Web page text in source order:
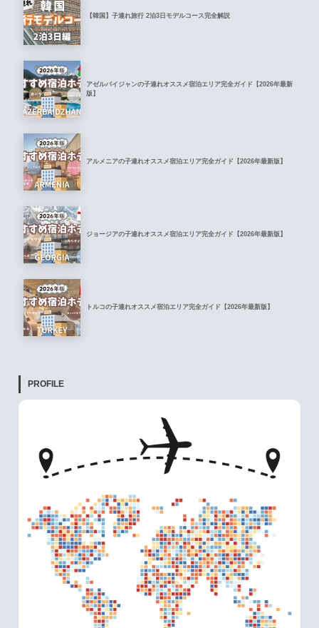
【韓国】子連れ旅行 2泊3日モデルコース完全解説
アゼルバイジャンの子連れオススメ宿泊エリア完全ガイド【2026年最新
版】
アルメニアの子連れオススメ宿泊エリア完全ガイド【2026年最新版】
ジョージアの子連れオススメ宿泊エリア完全ガイド【2026年最新版】
トルコの子連れオススメ宿泊エリア完全ガイド【2026年最新版】
PROFILE